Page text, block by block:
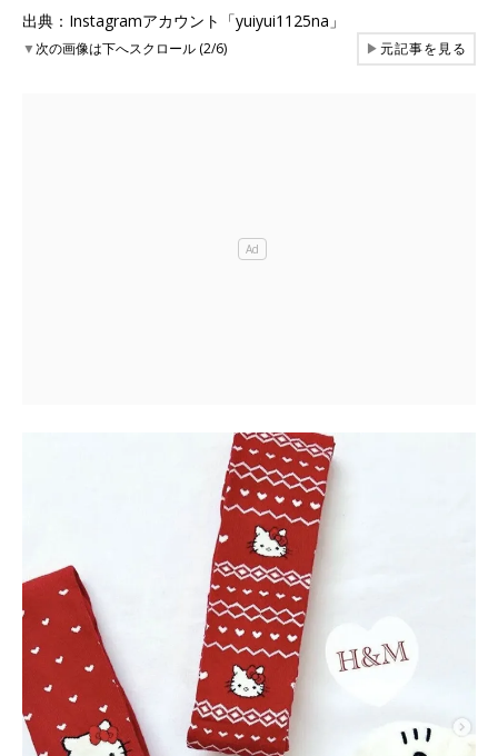
出典：Instagramアカウント「yuiyui1125na」
▼次の画像は下へスクロール (2/6) ▶元記事を見る